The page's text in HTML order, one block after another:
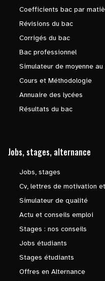
Coefficients bac par
Révisions du bac
Corrigés du bac
Bac professionnel
Simulateur de moyenne au
Cours et Méthodologie
Annuaire des lycées
Résultats du bac
Jobs, stages, alternance
Jobs, stages
Cv, lettres de motivation
Simulateur de qualité
Actu et conseils emploi
Stages : nos conseils
Jobs étudiants
Stages étudiants
Offres en Alternance